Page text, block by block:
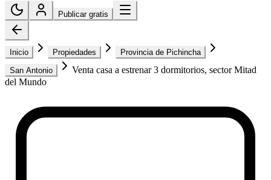
Publicar gratis
Inicio Propiedades
Provincia de Pichincha
San Antonio
Venta casa a estrenar 3 dormitorios, sector Mitad
del Mundo